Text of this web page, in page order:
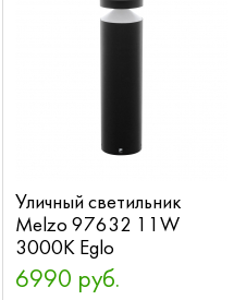
Уличный светильник
Melzo 97632 11W
3000K Eglo
6990 руб.